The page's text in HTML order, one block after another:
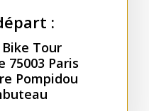
:
Tour
75003 Paris
Pompidou